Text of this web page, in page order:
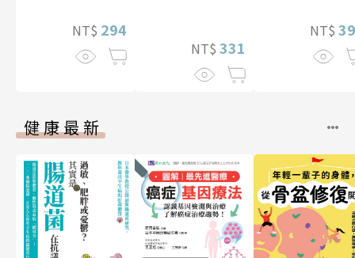
NT$ 294
NT$ 331
NT$
健康最新